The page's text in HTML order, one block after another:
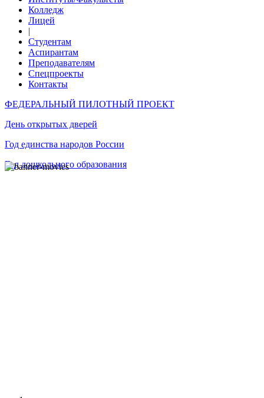
Колледж
Лицей
|
Студентам
Аспирантам
Преподавателям
Спецпроекты
Контакты
ФЕДЕРАЛЬНЫЙ ПИЛОТНЫЙ ПРОЕКТ
День открытых дверей
Год единства народов России
Год дошкольного образования